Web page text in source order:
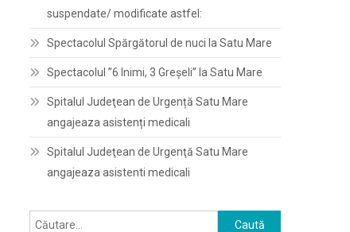
suspendate/ modificate astfel:
Spectacolul Spărgătorul de nuci la Satu Mare
Spectacolul ”6 Inimi, 3 Greșeli” la Satu Mare
Spitalul Judeţean de Urgență Satu Mare
angajeaza asistenți medicali
Spitalul Judeţean de Urgenţă Satu Mare
angajeaza asistenti medicali
Caută